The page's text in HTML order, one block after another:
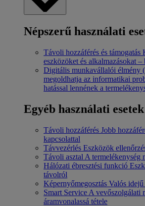
Népszerű használati
Távoli hozzáférés és támogatás
eszközöket és alkalmazásokat –
Digitális munkavállalói élmény
megoldhatja az informatikai
hatással lennének a
Egyéb használati esetek
Távoli hozzáférés Jobb
kapcsolattal
Távvezérlés Eszközök
Távoli asztal A termelékenység
Hálózati ébresztési funkció
távolról
Képernyőmegosztás Valós
Smart Service A vevőszolgálati
áramvonalassá tétele